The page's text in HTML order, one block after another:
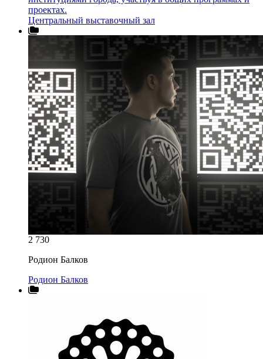
проектах.
Центральный выставочный зал
2 730
Родион Балков
Родион Балков